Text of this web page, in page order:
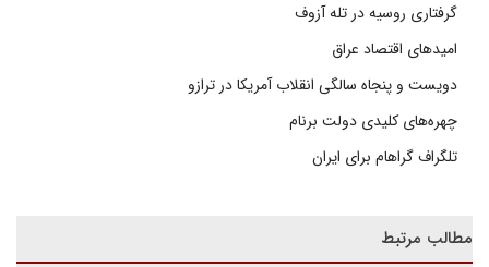
گرفتاری روسیه در تله آزوف
امیدهای اقتصاد عراق
دویست و پنجاه سالگی انقلاب آمریکا در ترازو
چهره‌های کلیدی دولت برنام
تلگراف گراهام برای ایران
مطالب مرتبط